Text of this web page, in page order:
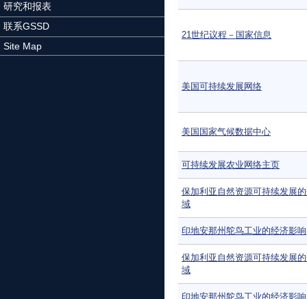
研究和报表
联系GSSD
Site Map
21世纪议程－国家信息
美国可持续发展网络
美国国家气候数据中心
可持续发展农业网络主页
保加利亚自然资源可持续发展
域
印地安那州鸵鸟工业的经济影响
保加利亚自然资源可持续发展
域
印地安那州鸵鸟工业的经济影响